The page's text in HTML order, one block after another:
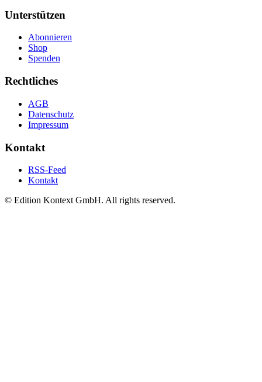
Unterstützen
Abonnieren
Shop
Spenden
Rechtliches
AGB
Datenschutz
Impressum
Kontakt
RSS-Feed
Kontakt
© Edition Kontext GmbH. All rights reserved.